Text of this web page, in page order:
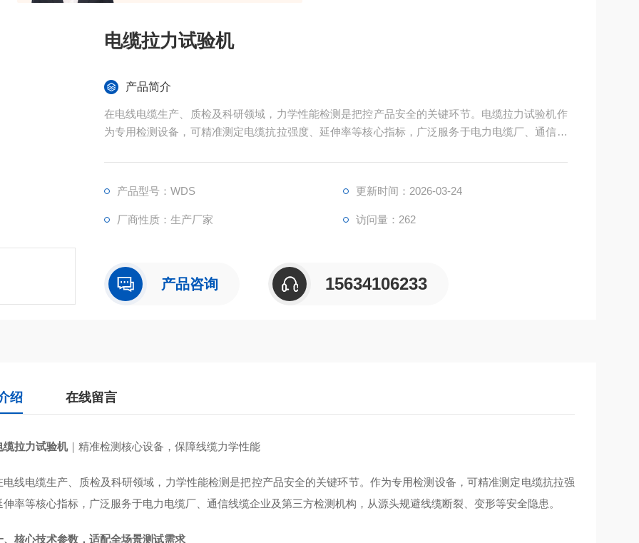
电缆拉力试验机
产品简介
在电线电缆生产、质检及科研领域，力学性能检测是把控产品安全的关键环节。电缆拉力试验机作
为专用检测设备，可精准测定电缆抗拉强度、延伸率等核心指标，广泛服务于电力电缆厂、通信线
产品型号：WDS 更新时间：2026-03-24
厂商性质：生产厂家 访问量：262
产品咨询 15634106233
绍 在线留言
缆拉力试验机｜精准检测核心设备，保障线缆力学性能
电线电缆生产、质检及科研领域，力学性能检测是把控产品安全的关键环节。作为专用检测设备，可精准测定电缆抗拉强
伸率等核心指标，广泛服务于电力电缆厂、通信线缆企业及第三方检测机构，从源头规避线缆断裂、变形等安全隐患。
、核心技术参数，适配全场景测试需求